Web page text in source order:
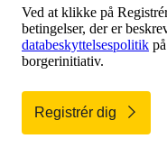
Ved at klikke på
betingelser, der er
databeskyttelsespolitik
borgerinitiativ.
Registrér dig